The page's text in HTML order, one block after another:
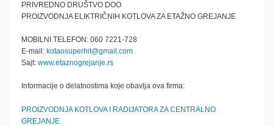
PRIVREDNO DRUŠTVO DOO
PROIZVODNJA ELIKTRIČNIH KOTLOVA ZA ETAŽNO GREJANJE
MOBILNI TELEFON: 060 7221-728
E-mail: kotaosuperhit@gmail.com
Sajt: www.etaznogrejanje.rs
Informacije o delatnostima koje obavlja ova firma:
PROIZVODNJA KOTLOVA I RADIJATORA ZA CENTRALNO
GREJANJE